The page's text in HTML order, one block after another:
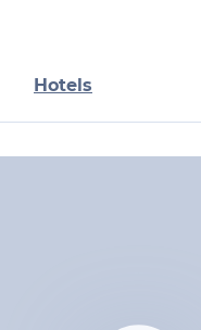
Hotels